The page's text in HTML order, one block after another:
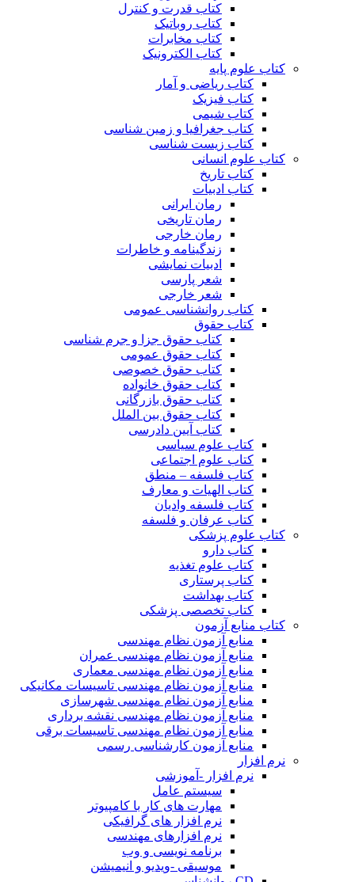
کتاب قدرت و کنترل
کتاب روباتیک
کتاب مخابرات
کتاب الکترونیک
کتاب علوم پایه
کتاب ریاضی و آمار
کتاب فیزیک
کتاب شیمی
کتاب جغرافیا و زمین شناسی
کتاب زیست شناسی
کتاب علوم انسانی
کتاب تاریخ
کتاب ادبیات
رمان ایرانی
رمان تاریخی
رمان خارجی
زندگینامه و خاطرات
ادبیات نمایشی
شعر پارسی
شعر خارجی
کتاب روانشناسی عمومی
کتاب حقوق
کتاب حقوق جزا و جرم شناسی
کتاب حقوق عمومی
کتاب حقوق خصوصی
کتاب حقوق خانواده
کتاب حقوق بازرگانی
کتاب حقوق بین الملل
کتاب آیین دادرسی
کتاب علوم سیاسی
کتاب علوم اجتماعی
کتاب فلسفه – منطق
کتاب الهیات و معارف
کتاب فلسفه وادیان
کتاب عرفان و فلسفه
کتاب علوم پزشکی
کتاب دارو
کتاب علوم تغذیه
کتاب پرستاری
کتاب بهداشت
کتاب تخصصی پزشکی
کتاب منابع آزمون
منابع آزمون نظام مهندسی
منابع آزمون نظام مهندسی عمران
منابع آزمون نظام مهندسی معماری
منابع آزمون نظام مهندسی تاسیسات مکانیکی
منابع آزمون نظام مهندسی شهرسازی
منابع آزمون نظام مهندسی نقشه برداری
منابع آزمون نظام مهندسی تاسیسات برقی
منابع آزمون کارشناسی رسمی
نرم افزار
نرم افزار -آموزشی
سیستم عامل
مهارت های کار با کامپیوتر
نرم افزار های گرافیکی
نرم افزارهای مهندسی
برنامه نویسی و وب
موسیقی -ویدیو و انیمیشن